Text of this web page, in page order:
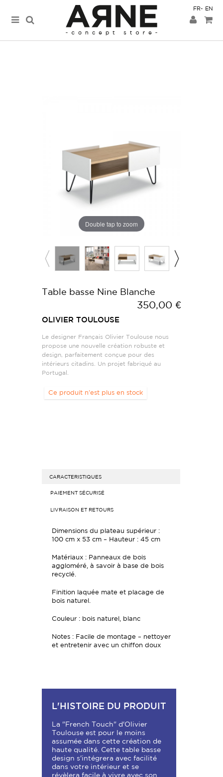
FR EN
Double tap to zoom
Table basse Nine Blanche
350,00 €
OLIVIER TOULOUSE
Le designer Français Olivier Toulouse nous
propose une nouvelle création robuste et
design, parfaitement conçue pour des
intérieurs citadins. Un projet fabriqué au
Portugal.
Ce produit n'est plus en stock
CARACTERISTIQUES
PAIEMENT SÉCURISÉ
LIVRAISON ET RETOURS
Dimensions du plateau supérieur :
100 cm x 53 cm – Hauteur : 45 cm
Matériaux : Panneaux de bois
aggloméré, à savoir à base de bois
recyclé.
Finition laquée mate et placage de
bois naturel.
Couleur : bois naturel, blanc
Notes : Facile de montage – nettoyer
et entretenir avec un chiffon doux
L'HISTOIRE DU PRODUIT
La "French Touch" d'Olivier
Toulouse est pour le moins
assumée dans cette création de
haute qualité. Cette table basse
design s'intégrera avec facilité
dans votre intérieur et se
révèlera facile à vivre avec son